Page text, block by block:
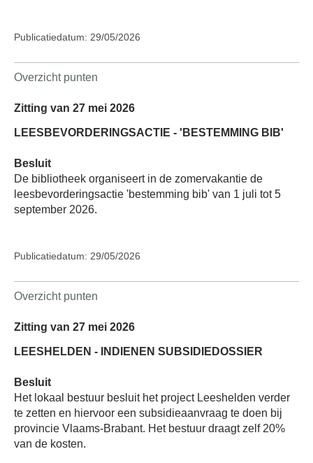
Publicatiedatum: 29/05/2026
Overzicht punten
Zitting van 27 mei 2026
LEESBEVORDERINGSACTIE - 'BESTEMMING BIB'
Besluit
De bibliotheek organiseert in de zomervakantie de
leesbevorderingsactie 'bestemming bib' van 1 juli tot 5
september 2026.
Publicatiedatum: 29/05/2026
Overzicht punten
Zitting van 27 mei 2026
LEESHELDEN - INDIENEN SUBSIDIEDOSSIER
Besluit
Het lokaal bestuur besluit het project Leeshelden verder
te zetten en hiervoor een subsidieaanvraag te doen bij
provincie Vlaams-Brabant. Het bestuur draagt zelf 20%
van de kosten.